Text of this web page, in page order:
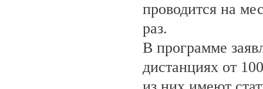
проводится на
раз.
В программе
дистанциях от